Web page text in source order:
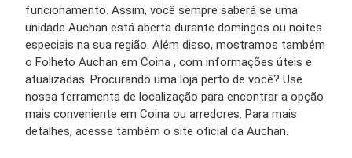
funcionamento. Assim, você sempre saberá se uma
unidade Auchan está aberta durante domingos ou noites
especiais na sua região. Além disso, mostramos também
o Folheto Auchan em Coina , com informações úteis e
atualizadas. Procurando uma loja perto de você? Use
nossa ferramenta de localização para encontrar a opção
mais conveniente em Coina ou arredores. Para mais
detalhes, acesse também o site oficial da Auchan.